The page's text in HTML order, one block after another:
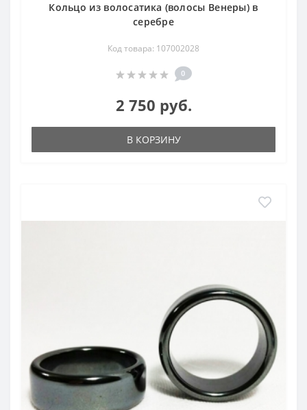
Кольцо из волосатика (волосы Венеры) в
серебре
Код товара: 107002028
0
2 750 руб.
В КОРЗИНУ